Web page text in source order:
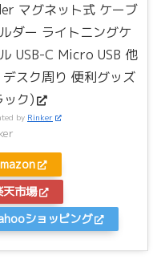
マグネット式 ケーブ
ダー ライトニングケ
USB-C Micro USB 他
デスク周り 便利グッズ
ック)
by Rinker
天市場
ショッピング